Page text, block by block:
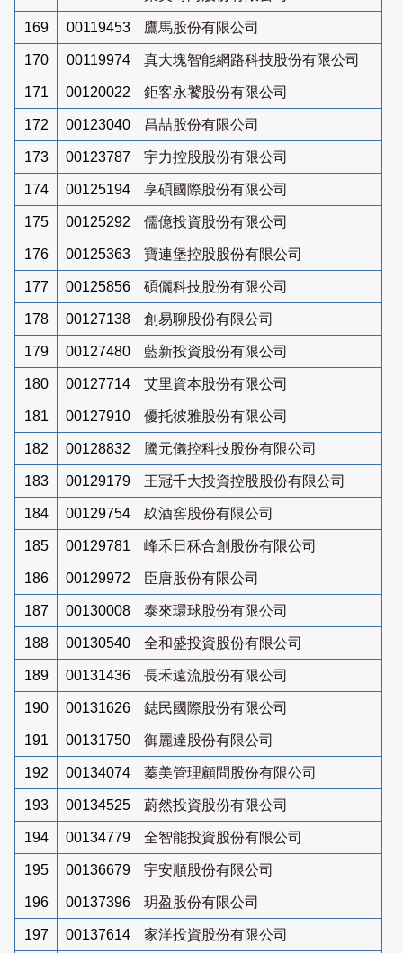
169 00119453 鷹馬股份有限公司
170 00119974 真大塊智能網路科技股份有限公司
171 00120022 鉅客永饕股份有限公司
172 00123040 昌喆股份有限公司
173 00123787 宇力控股股份有限公司
174 00125194 享碩國際股份有限公司
175 00125292 儒億投資股份有限公司
176 00125363 寶連堡控股股份有限公司
177 00125856 碩儷科技股份有限公司
178 00127138 創易聊股份有限公司
179 00127480 藍新投資股份有限公司
180 00127714 艾里資本股份有限公司
181 00127910 優托彼雅股份有限公司
182 00128832 騰元儀控科技股份有限公司
183 00129179 王冠千大投資控股股份有限公司
184 00129754 镹酒窖股份有限公司
185 00129781 峰禾日秝合創股份有限公司
186 00129972 臣唐股份有限公司
187 00130008 泰來環球股份有限公司
188 00130540 全和盛投資股份有限公司
189 00131436 長禾遠流股份有限公司
190 00131626 鋕民國際股份有限公司
191 00131750 御麗達股份有限公司
192 00134074 蓁美管理顧問股份有限公司
193 00134525 蔚然投資股份有限公司
194 00134779 全智能投資股份有限公司
195 00136679 宇安順股份有限公司
196 00137396 玥盈股份有限公司
197 00137614 家洋投資股份有限公司